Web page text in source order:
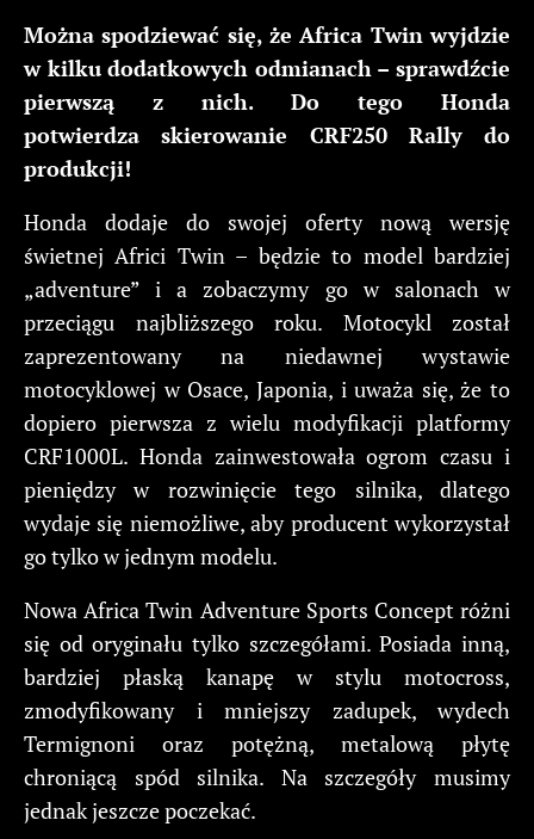
Można spodziewać się, że Africa Twin wyjdzie
w kilku dodatkowych odmianach – sprawdźcie
pierwszą z nich. Do tego Honda
potwierdza skierowanie CRF250 Rally do
produkcji!
Honda dodaje do swojej oferty nową wersję
świetnej Africi Twin – będzie to model bardziej
„adventure” i a zobaczymy go w salonach w
przeciągu najbliższego roku. Motocykl został
zaprezentowany na niedawnej wystawie
motocyklowej w Osace, Japonia, i uważa się, że to
dopiero pierwsza z wielu modyfikacji platformy
CRF1000L. Honda zainwestowała ogrom czasu i
pieniędzy w rozwinięcie tego silnika, dlatego
wydaje się niemożliwe, aby producent wykorzystał
go tylko w jednym modelu.
Nowa Africa Twin Adventure Sports Concept różni
się od oryginału tylko szczegółami. Posiada inną,
bardziej płaską kanapę w stylu motocross,
zmodyfikowany i mniejszy zadupek, wydech
Termignoni oraz potężną, metalową płytę
chroniącą spód silnika. Na szczegóły musimy
jednak jeszcze poczekać.